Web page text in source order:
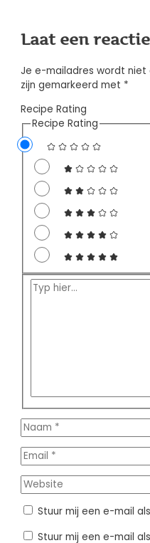
Laat een
Je e-mailadres wordt niet
zijn gemarkeerd met *
Recipe Rating
Recipe Rating
Typ
Naam
*
Email
*
Website
Stuur mij een e-mail
Stuur mij een e-mail